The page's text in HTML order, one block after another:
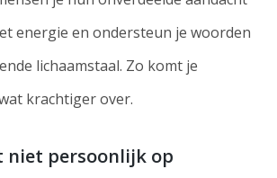
energie en ondersteun je woorden
lichaamstaal. Zo komt je
krachtiger over.
niet persoonlijk op